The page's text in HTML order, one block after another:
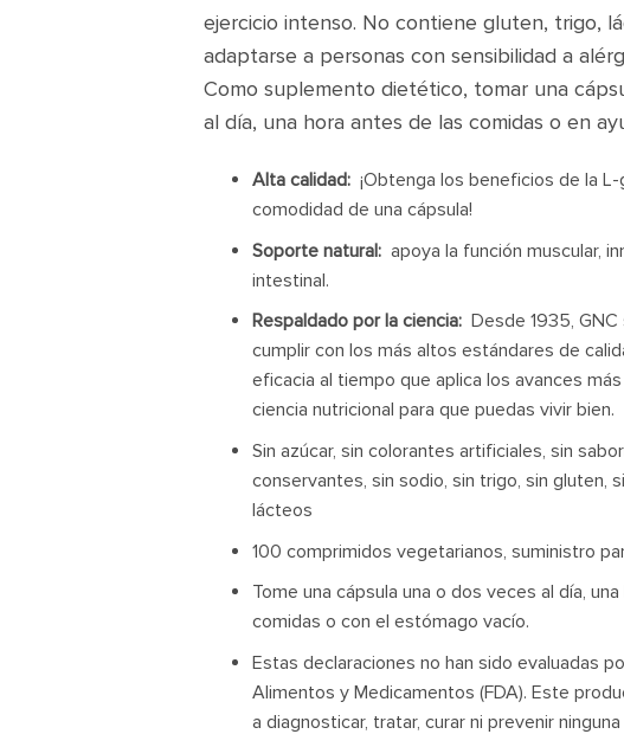
ejercicio intenso. No contiene gluten, trigo,
adaptarse a personas con sensibilidad a
Como suplemento dietético, tomar una
al día, una hora antes de las comidas o en
Alta calidad: ¡Obtenga los beneficios de la L-
comodidad de una cápsula!
Soporte natural: apoya la función muscular,
intestinal.
Respaldado por la ciencia: Desde 1935,
cumplir con los más altos estándares de
eficacia al tiempo que aplica los avances
ciencia nutricional para que puedas vivir bien.
Sin azúcar, sin colorantes artificiales, sin
conservantes, sin sodio, sin trigo, sin gluten,
lácteos
100 comprimidos vegetarianos, suministro
Tome una cápsula una o dos veces al día,
comidas o con el estómago vacío.
Estas declaraciones no han sido evaluadas
Alimentos y Medicamentos (FDA). Este
a diagnosticar, tratar, curar ni prevenir